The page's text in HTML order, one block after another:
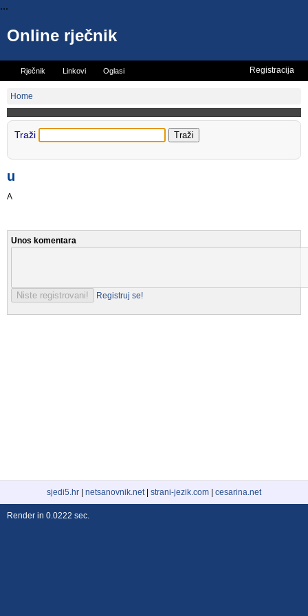
...
Online rječnik
Rječnik Linkovi Oglasi Registracija
Home
Traži
u
A
Unos komentara
Registruj se!
sjedi5.hr netsanovnik.net| strani-jezik.com cesarina.net
Render in 0.0222 sec.